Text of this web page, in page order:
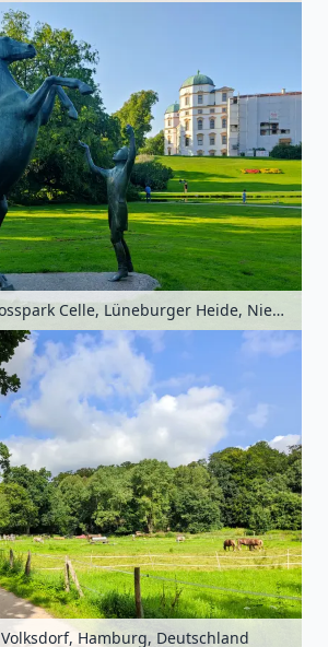
Skulptur im Schlosspark Celle, Lüneburger Heide, Niedersachsen, Deutschland
Hamburg, Deutschland